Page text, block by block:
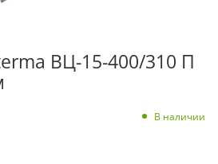
ВЦ-15-400/310 П
В наличии